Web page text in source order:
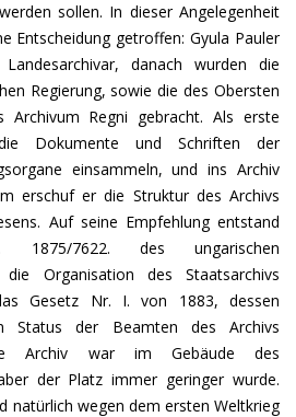
sollen. In dieser Angelegenheit
Entscheidung getroffen: Gyula Pauler
danach wurden die
Regierung, sowie die des Obersten
Archivum Regni gebracht. Als erste
Dokumente und Schriften der
einsammeln, und ins Archiv
erschuf er die Struktur des Archivs
Auf seine Empfehlung entstand
7622. des ungarischen
die Organisation des Staatsarchivs
Gesetz Nr. I. von 1883, dessen
Status der Beamten des Archivs
Archiv war im Gebäude des
der Platz immer geringer wurde.
natürlich wegen dem ersten Weltkrieg